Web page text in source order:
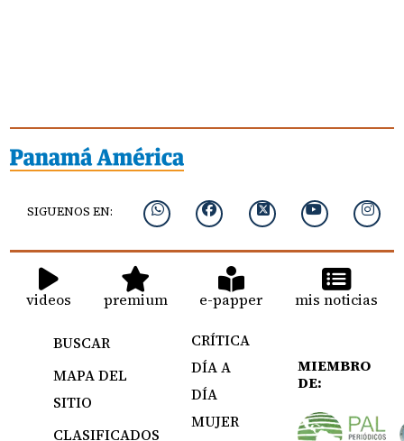
SIGUENOS EN:
videos premium e-papper mis noticias
BUSCAR
MAPA DEL
SITIO
CLASIFICADOS
CRÍTICA
DÍA A
DÍA
MUJER
MIEMBRO
DE: